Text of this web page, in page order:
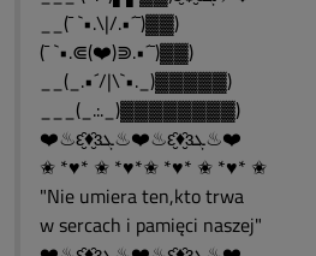
__(¯ `•.\|/.•´¯)▓▓)
(¯ `•.⋐(❤️)⋑.•´¯)▓▓)
__(_.•´/|\`•._)▓▓▓▓▓)
___(_.:._)▓▓▓▓▓▓▓▓)
❤️♨ԑ̮̑♦̮̑ɜܓ♨❤️♨ԑ̮̑♦̮̑ɜܓ♨❤️
✬ *♥* ✬ *♥*✬ *♥* ✬ *♥* ✬
"Nie umiera ten,kto trwa
w sercach i pamięci naszej"